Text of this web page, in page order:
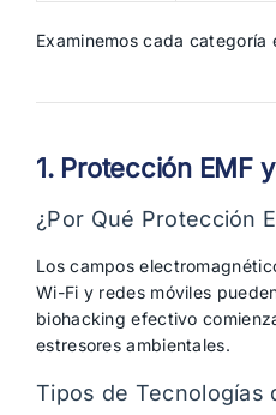
Examinemos cada categoría
1. Protección EMF
¿Por Qué Protección
Los campos
Wi-Fi y redes móviles
biohacking efectivo
estresores ambientales.
Tipos de Tecnologías